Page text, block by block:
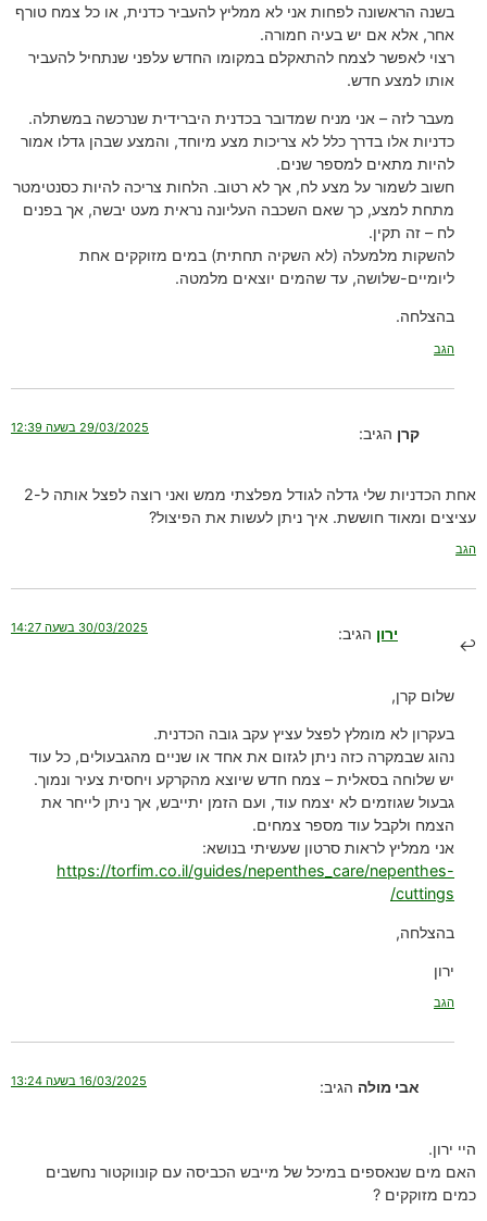
בשנה הראשונה לפחות אני לא ממליץ להעביר כדנית, או כל צמח טורף
אחר, אלא אם יש בעיה חמורה.
רצוי לאפשר לצמח להתאקלם במקומו החדש עלפני שנתחיל להעביר
אותו למצע חדש.
מעבר לזה – אני מניח שמדובר בכדנית היברידית שנרכשה במשתלה.
כדניות אלו בדרך כלל לא צריכות מצע מיוחד, והמצע שבהן גדלו אמור
להיות מתאים למספר שנים.
חשוב לשמור על מצע לח, אך לא רטוב. הלחות צריכה להיות כסנטימטר
מתחת למצע, כך שאם השכבה העליונה נראית מעט יבשה, אך בפנים
לח – זה תקין.
להשקות מלמעלה (לא השקיה תחתית) במים מזוקקים אחת
ליומיים-שלושה, עד שהמים יוצאים מלמטה.
בהצלחה.
הגב
קרן הגיב: 29/03/2025 בשעה 12:39
אחת הכדניות שלי גדלה לגודל מפלצתי ממש ואני רוצה לפצל אותה ל-2
עציצים ומאוד חוששת. איך ניתן לעשות את הפיצול?
הגב
ירון הגיב: 30/03/2025 בשעה 14:27
שלום קרן,
בעקרון לא מומלץ לפצל עציץ עקב גובה הכדנית.
נהוג שבמקרה כזה ניתן לגזום את אחד או שניים מהגבעולים, כל עוד
יש שלוחה בסאלית – צמח חדש שיוצא מהקרקע ויחסית צעיר ונמוך.
גבעול שגוזמים לא יצמח עוד, ועם הזמן יתייבש, אך ניתן לייחר את
הצמח ולקבל עוד מספר צמחים.
אני ממליץ לראות סרטון שעשיתי בנושא:
https://torfim.co.il/guides/nepenthes_care/nepenthes-
cuttings/
בהצלחה,
ירון
הגב
אבי מולה הגיב: 16/03/2025 בשעה 13:24
היי ירון.
האם מים שנאספים במיכל של מייבש הכביסה עם קונווקטור נחשבים
כמים מזוקקים ?